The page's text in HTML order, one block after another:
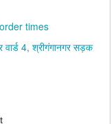
times
वार्ड 4 श्रीगंगानगर सड़क